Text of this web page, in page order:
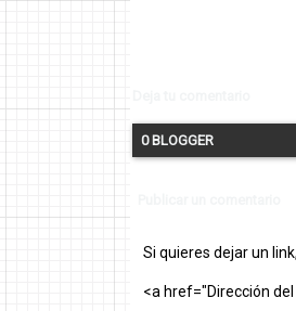
0 BLOGGER
Si quieres dejar un
<a href="Dirección